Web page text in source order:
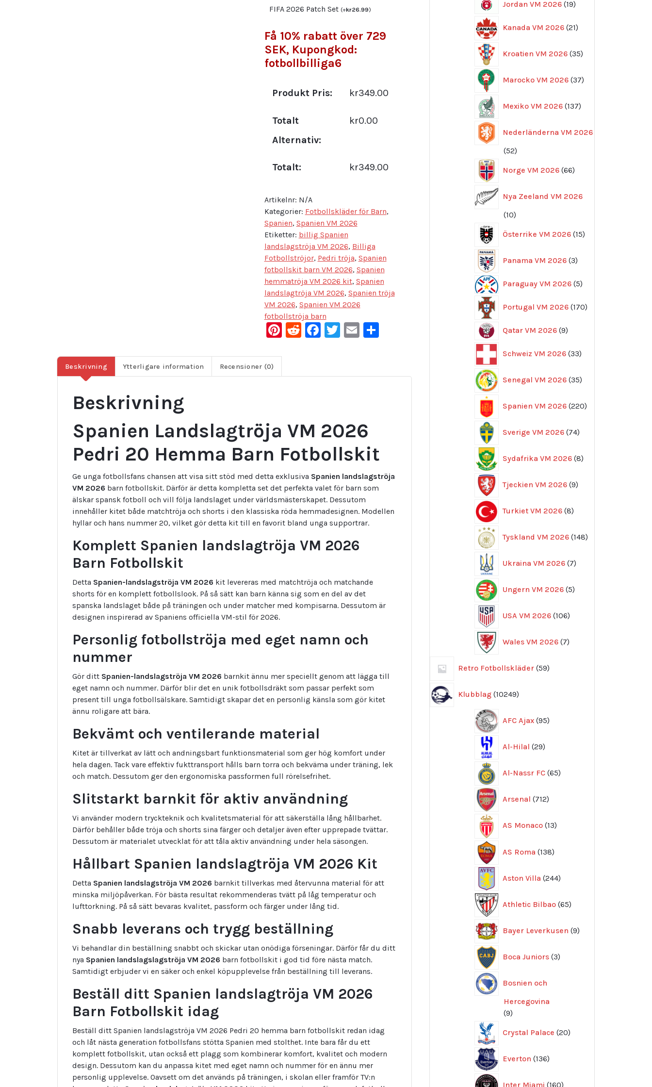
FIFA 2026 Patch Set (+kr26.99)
Få 10% rabatt över 729
SEK, Kupongkod:
fotbollbilliga6
Produkt Pris: kr349.00
Totalt
Alternativ:
kr0.00
Totalt: kr349.00
Artikelnr: N/A
Kategorier: Fotbollskläder för Barn,
Spanien, Spanien VM 2026
Etiketter: billig Spanien
landslagströja VM 2026, Billiga
Fotbollströjor, Pedri tröja, Spanien
fotbollskit barn VM 2026, Spanien
hemmatröja VM 2026 kit, Spanien
landslagtröja VM 2026, Spanien tröja
VM 2026, Spanien VM 2026
fotbollströja barn
Pinterest
Reddit
Facebook
Twitter
Email
Dela
Beskrivning Ytterligare information Recensioner (0)
Beskrivning
Spanien Landslagtröja VM 2026
Pedri 20 Hemma Barn Fotbollskit
Ge unga fotbollsfans chansen att visa sitt stöd med detta exklusiva Spanien landslagströja
VM 2026 barn fotbollskit. Därför är detta kompletta set det perfekta valet för barn som
älskar spansk fotboll och vill följa landslaget under världsmästerskapet. Dessutom
innehåller kitet både matchtröja och shorts i den klassiska röda hemmadesignen. Modellen
hyllar och hans nummer 20, vilket gör detta kit till en favorit bland unga supportrar.
Komplett Spanien landslagtröja VM 2026
Barn Fotbollskit
Detta Spanien-landslagströja VM 2026 kit levereras med matchtröja och matchande
shorts för en komplett fotbollslook. På så sätt kan barn känna sig som en del av det
spanska landslaget både på träningen och under matcher med kompisarna. Dessutom är
designen inspirerad av Spaniens officiella VM-stil för 2026.
Personlig fotbollströja med eget namn och
nummer
Gör ditt Spanien-landslagströja VM 2026 barnkit ännu mer speciellt genom att lägga till
eget namn och nummer. Därför blir det en unik fotbollsdräkt som passar perfekt som
present till unga fotbollsälskare. Samtidigt skapar det en personlig känsla som gör kitet
ännu roligare att bära.
Bekvämt och ventilerande material
Kitet är tillverkat av lätt och andningsbart funktionsmaterial som ger hög komfort under
hela dagen. Tack vare effektiv fukttransport hålls barn torra och bekväma under träning, lek
och match. Dessutom ger den ergonomiska passformen full rörelsefrihet.
Slitstarkt barnkit för aktiv användning
Vi använder modern tryckteknik och kvalitetsmaterial för att säkerställa lång hållbarhet.
Därför behåller både tröja och shorts sina färger och detaljer även efter upprepade tvättar.
Dessutom är materialet utvecklat för att tåla aktiv användning under hela säsongen.
Hållbart Spanien landslagtröja VM 2026 Kit
Detta Spanien landslagströja VM 2026 barnkit tillverkas med återvunna material för att
minska miljöpåverkan. För bästa resultat rekommenderas tvätt på låg temperatur och
lufttorkning. På så sätt bevaras kvalitet, passform och färger under lång tid.
Snabb leverans och trygg beställning
Vi behandlar din beställning snabbt och skickar utan onödiga förseningar. Därför får du ditt
nya Spanien landslagslagströja VM 2026 barn fotbollskit i god tid före nästa match.
Samtidigt erbjuder vi en säker och enkel köpupplevelse från beställning till leverans.
Beställ ditt Spanien landslagtröja VM 2026
Barn Fotbollskit idag
Beställ ditt Spanien landslagströja VM 2026 Pedri 20 hemma barn fotbollskit redan idag
och låt nästa generation fotbollsfans stötta Spanien med stolthet. Inte bara får du ett
komplett fotbollskit, utan också ett plagg som kombinerar komfort, kvalitet och modern
design. Dessutom kan du anpassa kitet med eget namn och nummer för en ännu mer
personlig upplevelse. Oavsett om det används på träningen, i skolan eller framför TV:n
Jordan VM 2026 19
Kanada VM 2026 21
produkter
Kroatien VM 2026 35
produkter
Marocko VM 2026 37
produkter
Mexiko VM 2026 137
produkter
Nederländerna VM 2026
5252
Norge VM 2026 66
produkter
Nya Zeeland VM 2026
1010
Österrike VM 2026 15
produkter
Panama VM 2026 3
produkter
Paraguay VM 2026 55
Portugal VM 2026 170
produkter
Qatar VM 2026 99
Schweiz VM 2026 33
produkter
Senegal VM 2026 35
produkter
Spanien VM 2026 220
produkter
Sverige VM 2026 74
produkter
Sydafrika VM 2026 8
produkter
Tjeckien VM 2026 9
produkter
Turkiet VM 2026 8
produkter
Tyskland VM 2026 148
produkter
Ukraina VM 2026 7
produkter
Ungern VM 2026 5
produkter
USA VM 2026 106
produkter
Wales VM 2026 7
produkter
Retro Fotbollskläder 59
produkter
Klubblag 10249
produkter
AFC Ajax 95
produkter
Al-Hilal 29
produkter
Al-Nassr FC 65
produkter
Arsenal 712
produkter
AS Monaco 13
produkter
AS Roma 138
produkter
Aston Villa 244
produkter
Athletic Bilbao 65
produkter
Bayer Leverkusen 9
produkter
Boca Juniors 3
produkter
Bosnien och
Hercegovina
99
Crystal Palace 20
produkter
Everton 136
produkter
Inter Miami 160